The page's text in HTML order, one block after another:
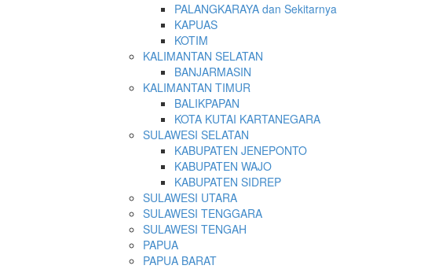
PALANGKARAYA dan Sekitarnya
KAPUAS
KOTIM
KALIMANTAN SELATAN
BANJARMASIN
KALIMANTAN TIMUR
BALIKPAPAN
KOTA KUTAI KARTANEGARA
SULAWESI SELATAN
KABUPATEN JENEPONTO
KABUPATEN WAJO
KABUPATEN SIDREP
SULAWESI UTARA
SULAWESI TENGGARA
SULAWESI TENGAH
PAPUA
PAPUA BARAT